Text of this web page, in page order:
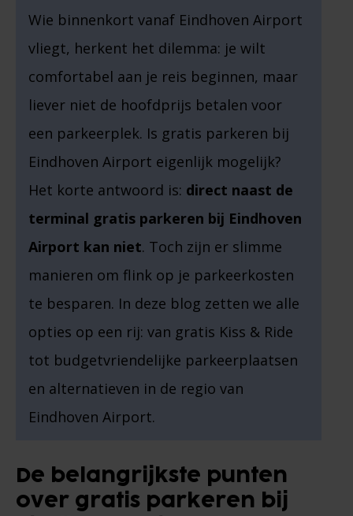
Wie binnenkort vanaf Eindhoven Airport
vliegt, herkent het dilemma: je wilt
comfortabel aan je reis beginnen, maar
liever niet de hoofdprijs betalen voor
een parkeerplek. Is gratis parkeren bij
Eindhoven Airport eigenlijk mogelijk?
Het korte antwoord is: direct naast de
terminal gratis parkeren bij Eindhoven
Airport kan niet. Toch zijn er slimme
manieren om flink op je parkeerkosten
te besparen. In deze blog zetten we alle
opties op een rij: van gratis Kiss & Ride
tot budgetvriendelijke parkeerplaatsen
en alternatieven in de regio van
Eindhoven Airport.
De belangrijkste punten
over gratis parkeren bij